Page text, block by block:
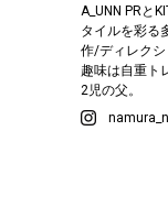
A_UNN PRと
タイルを彩る
作/ディレクシ
趣味は自重ト
2児の父。